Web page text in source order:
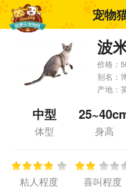
宠物
波
价格：
别名：
产地：
中型
体型 身高
粘人程度 喜叫程度